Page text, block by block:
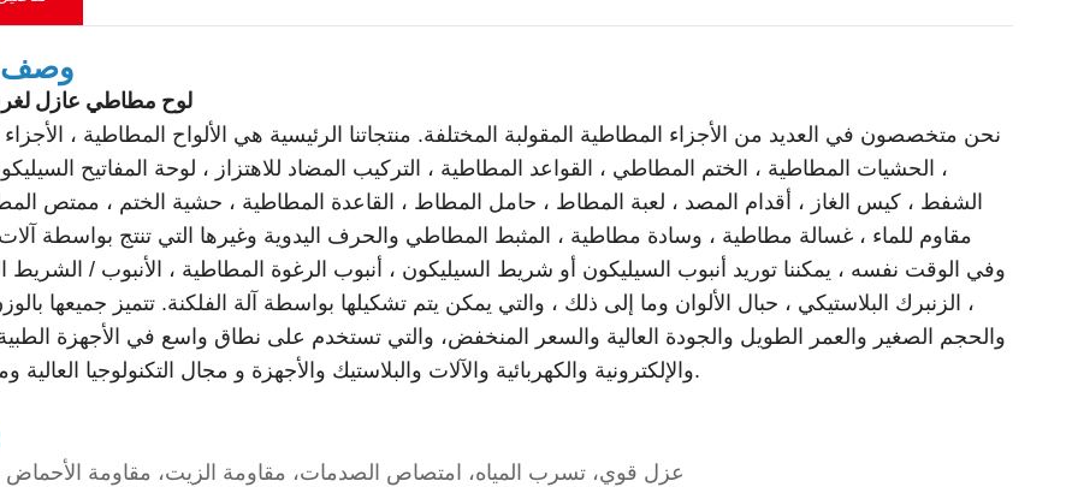
وصف
لوح مطاطي عازل
نحن متخصصون في العديد من الأجزاء المطاطية المقولبة المختلفة. منتجاتنا الرئيسية هي الألواح المطاطية ،
، الحشيات المطاطية ، الختم المطاطي ، القواعد المطاطية ، التركيب المضاد للاهتزاز ، لوحة المفاتيح
الشفط ، كيس الغاز ، أقدام المصد ، لعبة المطاط ، حامل المطاط ، القاعدة المطاطية ، حشية الختم ، ممتص
مقاوم للماء ، غسالة مطاطية ، وسادة مطاطية ، المثبط المطاطي والحرف اليدوية وغيرها التي تنتج بواسطة
وفي الوقت نفسه ، يمكننا توريد أنبوب السيليكون أو شريط السيليكون ، أنبوب الرغوة المطاطية ، الأنبوب / الشريط
، الزنبرك البلاستيكي ، حبال الألوان وما إلى ذلك ، والتي يمكن يتم تشكيلها بواسطة آلة الفلكنة. تتميز جميعها
والحجم الصغير والعمر الطويل والجودة العالية والسعر المنخفض، والتي تستخدم على نطاق واسع في الأجهزة الطبية
والإلكترونية والكهربائية والآلات والبلاستيك والأجهزة و مجال التكنولوجيا العالية وما إلى ذلك.
عزل قوي، تسرب المياه، امتصاص الصدمات، مقاومة الزيت، مقاومة الأحماض